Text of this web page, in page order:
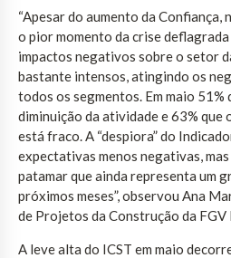
“Apesar do aumento da Confiança,
o pior momento da crise
impactos negativos sobre o setor
bastante intensos, atingindo os
todos os segmentos. Em maio 51%
diminuição da atividade e 63% que
está fraco. A “despiora” do
expectativas menos negativas,
patamar que ainda representa um
próximos meses”, observou Ana
de Projetos da Construção da FGV
A leve alta do ICST em maio